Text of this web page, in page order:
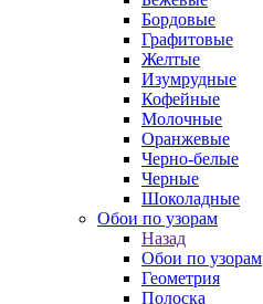
Бордовые
Графитовые
Желтые
Изумрудные
Кофейные
Молочные
Оранжевые
Черно-белые
Черные
Шоколадные
Обои по узорам
Назад
Обои по узорам
Геометрия
Полоска